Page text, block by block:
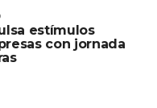
estímulos
con jornada